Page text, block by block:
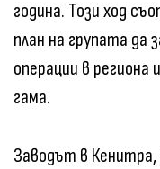
година. Този ход
план на групата да
операции в
гама.
Заводът в Кенитра,